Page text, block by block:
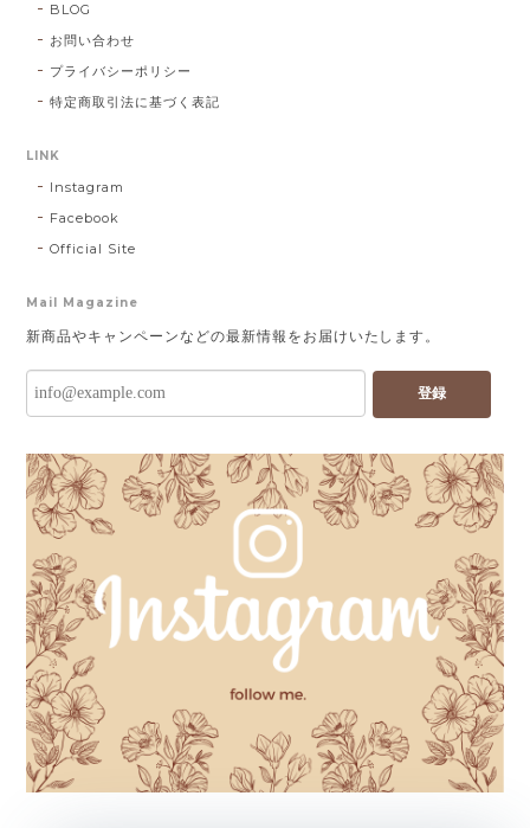
BLOG
お問い合わせ
プライバシーポリシー
特定商取引法に基づく表記
LINK
Instagram
Facebook
Official Site
Mail Magazine
新商品やキャンペーンなどの最新情報をお届けいたします。
登録